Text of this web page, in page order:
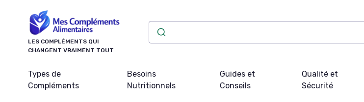
LES COMPLÉMENTS QUI
CHANGENT VRAIMENT TOUT
Types de
Compléments
Besoins
Nutritionnels
Guides et
Conseils
Qualité et
Sécurité